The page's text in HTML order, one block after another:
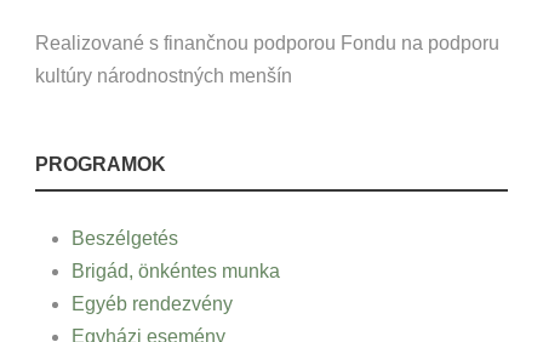
Realizované s finančnou podporou Fondu na podporu
kultúry národnostných menšín
PROGRAMOK
Beszélgetés
Brigád, önkéntes munka
Egyéb rendezvény
Egyházi esemény